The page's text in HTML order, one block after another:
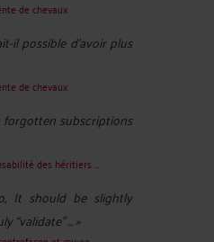
de chevaux
il possible d'avoir plus
de chevaux
subscriptions
des héritiers ...
It should be slightly
“validate” ... »